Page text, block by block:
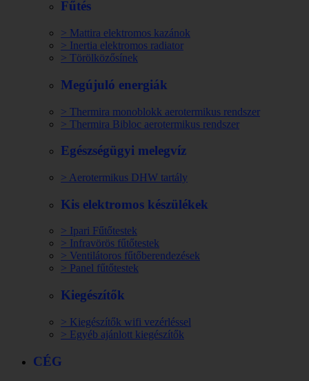
Fűtés
> Mattira elektromos kazánok
> Inertia elektromos radiator
> Törölközősínek
Megújuló energiák
> Thermira monoblokk aerotermikus rendszer
> Thermira Bibloc aerotermikus rendszer
Egészségügyi melegvíz
> Aerotermikus DHW tartály
Kis elektromos készülékek
> Ipari Fűtőtestek
> Infravörös fűtőtestek
> Ventilátoros fűtőberendezések
> Panel fűtőtestek
Kiegészítők
> Kiegészítők wifi vezérléssel
> Egyéb ajánlott kiegészítők
CÉG